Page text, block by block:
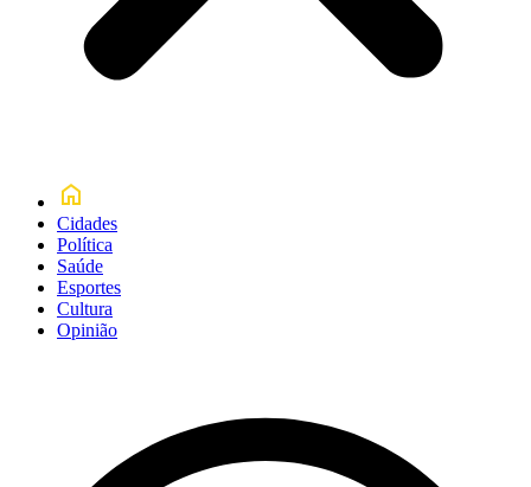
Cidades
Política
Saúde
Esportes
Cultura
Opinião